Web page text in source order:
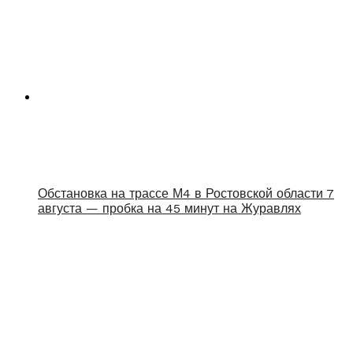
Обстановка на трассе М4 в Ростовской области 7
августа — пробка на 45 минут на Журавлях